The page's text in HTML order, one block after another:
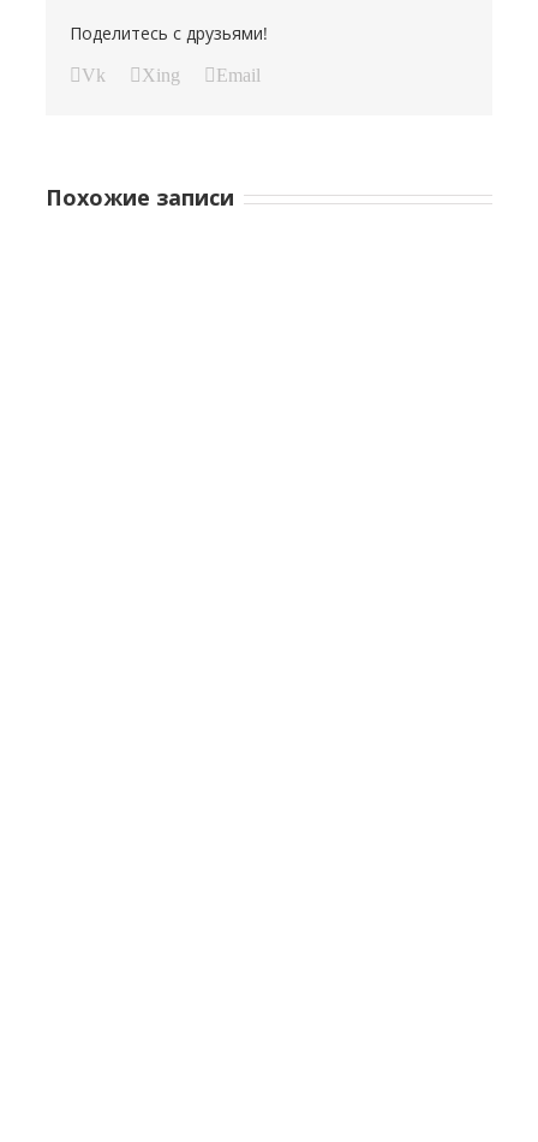
Поделитесь с друзьями!
Vk Xing Email
Похожие записи